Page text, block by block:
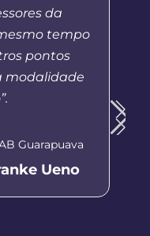
da
tempo
pontos
modalidade
Guarapuava
Ueno